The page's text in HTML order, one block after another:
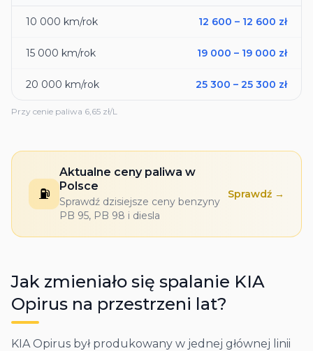
10 000 km/rok 12 600 – 12 600 zł
15 000 km/rok 19 000 – 19 000 zł
20 000 km/rok 25 300 – 25 300 zł
Przy cenie paliwa 6,65 zł/L
⛽
Aktualne ceny paliwa w
Polsce
Sprawdź dzisiejsze ceny benzyny
PB 95, PB 98 i diesla
Sprawdź →
Jak zmieniało się spalanie KIA
Opirus na przestrzeni lat?
KIA Opirus był produkowany w jednej głównej linii